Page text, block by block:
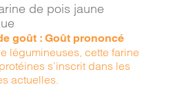
de pois jaune
goût : Goût prononcé
légumineuses, cette farine
s’inscrit dans les
actuelles.